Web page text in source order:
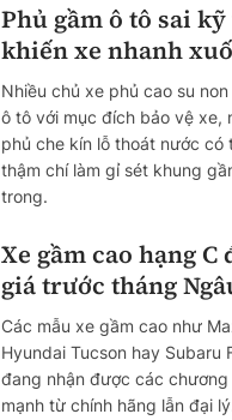
Phủ gầm ô tô sai
khiến xe nhanh
Nhiều chủ xe phủ cao su
ô tô với mục đích bảo vệ xe,
phủ che kín lỗ thoát nước có
thậm chí làm gỉ sét khung
trong.
Xe gầm cao hạng C
giá trước tháng
Các mẫu xe gầm cao như
Hyundai Tucson hay Subaru
đang nhận được các
mạnh từ chính hãng lẫn đại